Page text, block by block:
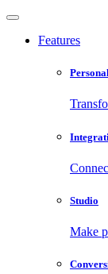
Features
Studio
Make